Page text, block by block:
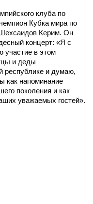
клуба по
Кубка мира по
Керим. Он
концерт: «Я с
участие в этом
и деды
республике и думаю,
как напоминание
поколения и как
уважаемых гостей».